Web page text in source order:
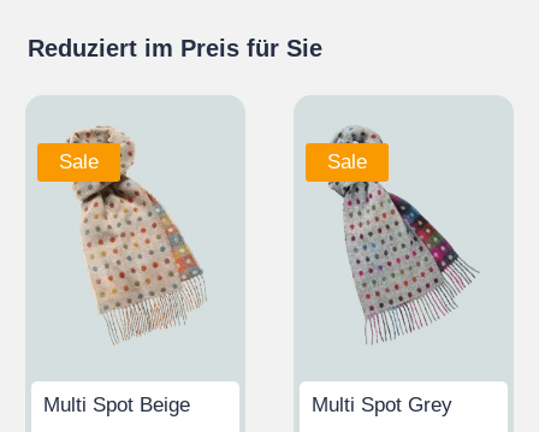
Reduziert im Preis für Sie
Sale
Multi Spot Beige
Sale
Multi Spot Grey